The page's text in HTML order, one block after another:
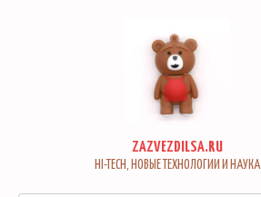
ZAZVEZDILSA.RU
HI-TECH, НОВЫЕ ТЕХНОЛОГИИ И НАУКА